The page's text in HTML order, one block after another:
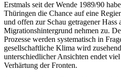
Erstmals seit der Wende 1989/90
Thüringen die Chance auf eine
und offen zur Schau getragener Hass
Migrationshintergrund nehmen zu.
Prozesse werden systematisch in
gesellschaftliche Klima wird
unterschiedlicher Ansichten endet
Verhärtung der Fronten.